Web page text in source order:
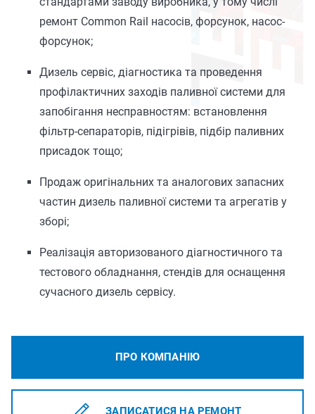
ремонт Common Rail насосів, форсунок, насос-
форсунок;
Дизель сервіс, діагностика та проведення
профілактичних заходів паливної системи для
запобігання несправностям: встановлення
фільтр-сепараторів, підігрівів, підбір паливних
присадок тощо;
Продаж оригінальних та аналогових запасних
частин дизель паливної системи та агрегатів у
зборі;
Реалізація авторизованого діагностичного та
тестового обладнання, стендів для оснащення
сучасного дизель сервісу.
ПРО КОМПАНІЮ
ЗАПИСАТИСЯ НА РЕМОНТ